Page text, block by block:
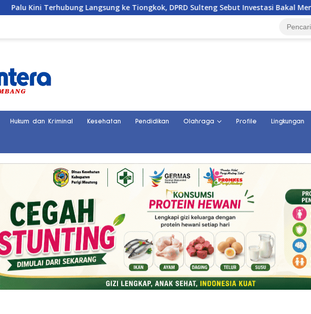
Langsung ke Tiongkok, DPRD Sulteng Sebut Investasi Bakal Mengalir
Hukum dan Kriminal Kesehatan Pendidikan Olahraga Profile Lingkungan